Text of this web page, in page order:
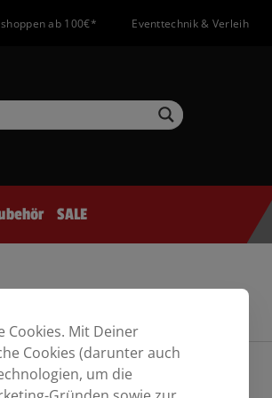
ab 100€* Eventtechnik & Verleih
SALE
Cookies. Mit Deiner
Cookies (darunter auch
um die